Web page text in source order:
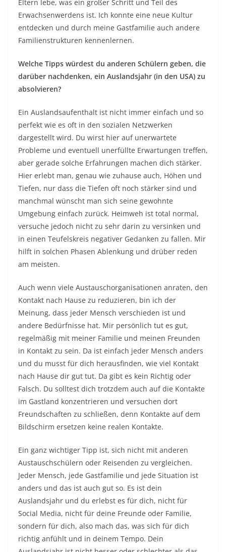
Eltern lebe, was ein großer Schritt und Teil des
Erwachsenwerdens ist. Ich konnte eine neue Kultur
entdecken und durch meine Gastfamilie auch andere
Familienstrukturen kennenlernen.
Welche Tipps würdest du anderen Schülern geben, die
darüber nachdenken, ein Auslandsjahr (in den USA) zu
absolvieren?
Ein Auslandsaufenthalt ist nicht immer einfach und so
perfekt wie es oft in den sozialen Netzwerken
dargestellt wird. Du wirst hier auf unerwartete
Probleme und eventuell unerfüllte Erwartungen treffen,
aber gerade solche Erfahrungen machen dich stärker.
Hier erlebt man, genau wie zuhause auch, Höhen und
Tiefen, nur dass die Tiefen oft noch stärker sind und
manchmal wünscht man sich seine gewohnte
Umgebung einfach zurück. Heimweh ist total normal,
versuche jedoch nicht zu sehr darin zu versinken und
in einen Teufelskreis negativer Gedanken zu fallen. Mir
hilft in solchen Phasen Ablenkung und drüber reden
am meisten.
Auch wenn viele Austauschorganisationen anraten, den
Kontakt nach Hause zu reduzieren, bin ich der
Meinung, dass jeder Mensch verschieden ist und
andere Bedürfnisse hat. Mir persönlich tut es gut,
regelmäßig mit meiner Familie und meinen Freunden
in Kontakt zu sein. Da ist einfach jeder Mensch anders
und du musst für dich herausfinden, wie viel Kontakt
nach Hause dir gut tut. Da gibt es kein Richtig oder
Falsch. Du solltest dich trotzdem auch auf die Kontakte
im Gastland konzentrieren und versuchen dort
Freundschaften zu schließen, denn Kontakte auf dem
Bildschirm ersetzen keine realen Kontakte.
Ein ganz wichtiger Tipp ist, sich nicht mit anderen
Austauschschülern oder Reisenden zu vergleichen.
Jeder Mensch, jede Gastfamilie und jede Situation ist
anders und das ist auch gut so. Es ist dein
Auslandsjahr und du erlebst es für dich, nicht für
Social Media, nicht für deine Freunde oder Familie,
sondern für dich, also mach das, was sich für dich
richtig anfühlt und in deinem Tempo. Dein